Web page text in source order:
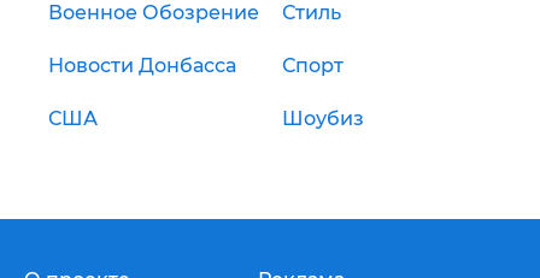
Военное Обозрение Стиль
Новости Донбасса Спорт
США Шоубиз